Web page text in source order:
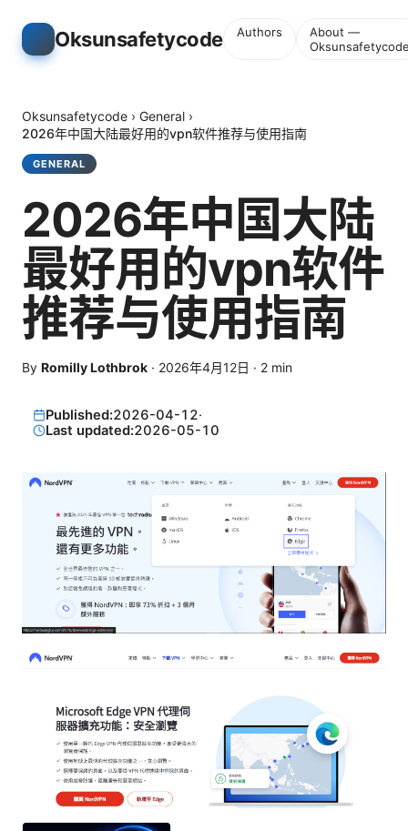
Oksunsafetycode Authors
About —
Oksunsafetycode › General ›
2026年中国大陆最好用的vpn软件推荐与使用指南
GENERAL
2026年中国大陆
最好用的vpn软件
推荐与使用指南
By Romilly Lothbrok · 2026年4月12日 · 2 min
Published:2026-04-12·
Last updated:2026-05-10